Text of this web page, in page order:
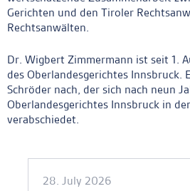
Gerichten und den Tiroler
Rechtsanwälten.
Dr. Wigbert Zimmermann ist seit 1.
des Oberlandesgerichtes Innsbruck.
Schröder nach, der sich nach neun
Oberlandesgerichtes Innsbruck in
verabschiedet.
28. July 2026